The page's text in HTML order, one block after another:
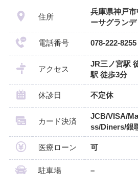
住所
兵庫県神戸
ーサグランデ
電話番号 078-222-8255
アクセス
JR三ノ宮駅
駅 徒歩3分
休診日 不定休
カード決済
JCB/VISA/
ss/Diners/銀
医療ローン 可
駐車場 –